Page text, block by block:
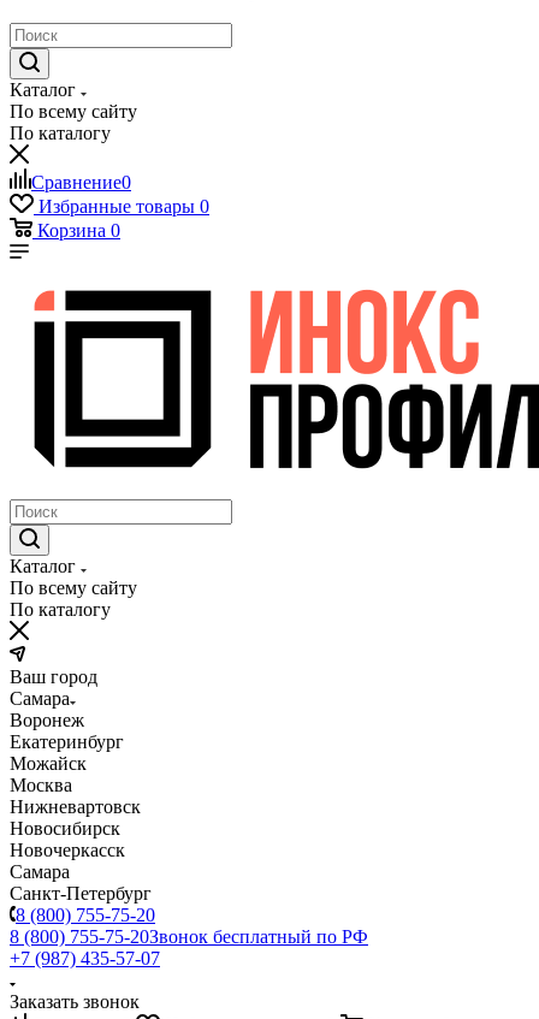
Каталог
По всему сайту
По каталогу
Сравнение0
Избранные товары 0
Корзина 0
Каталог
По всему сайту
По каталогу
Ваш город
Самара
Воронеж
Екатеринбург
Можайск
Москва
Нижневартовск
Новосибирск
Новочеркасск
Самара
Санкт-Петербург
8 (800) 755-75-20
8 (800) 755-75-20Звонок бесплатный по РФ
+7 (987) 435-57-07
Заказать звонок